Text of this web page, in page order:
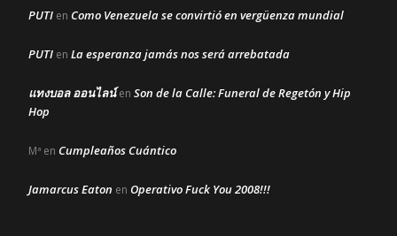
PUTI en Como Venezuela se convirtió en vergüenza mundial
PUTI en La esperanza jamás nos será arrebatada
แทงบอล ออนไลน์en Son de la Calle: Funeral de Regetón y Hip
Hop
Mª en Cumpleaños Cuántico
Jamarcus Eaton en Operativo Fuck You 2008!!!